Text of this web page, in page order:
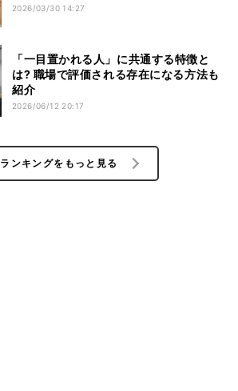
2026/03/30 14:27
「一目置かれる人」に共通する特徴と
は? 職場で評価される存在になる方法も
紹介
2026/06/12 20:17
ランキングをもっと見る